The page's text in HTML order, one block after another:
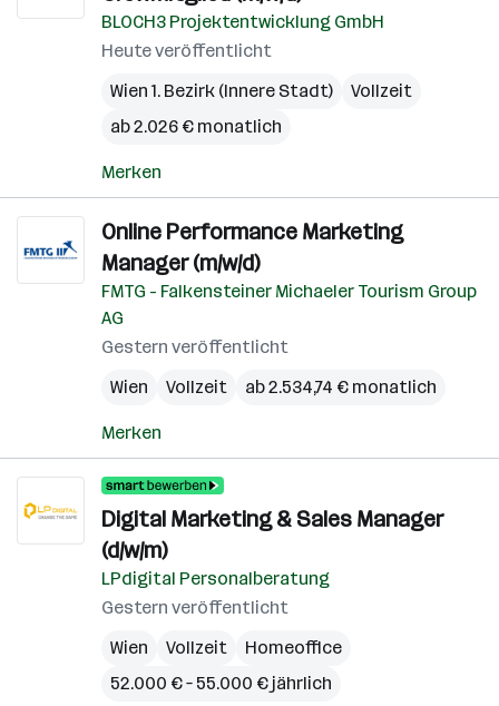
BLOCH3 Projektentwicklung GmbH
Heute veröffentlicht
Wien 1. Bezirk (Innere Stadt)
Vollzeit
ab 2.026 € monatlich
Merken
Online Performance Marketing
Manager (m/w/d)
FMTG - Falkensteiner Michaeler Tourism Group
AG
Gestern veröffentlicht
Wien
Vollzeit ab 2.534,74 € monatlich
Merken
Digital Marketing & Sales Manager
(d/w/m)
LPdigital Personalberatung
Gestern veröffentlicht
Wien
Vollzeit
Homeoffice
52.000 € – 55.000 € jährlich